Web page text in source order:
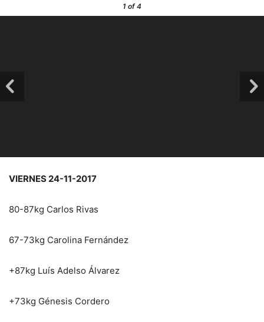
1 of 4
VIERNES 24-11-2017
80-87kg Carlos Rivas
67-73kg Carolina Fernández
+87kg Luís Adelso Álvarez
+73kg Génesis Cordero